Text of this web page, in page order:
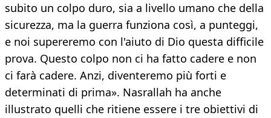
subito un colpo duro, sia a livello umano che della
sicurezza, ma la guerra funziona così, a punteggi,
e noi supereremo con l'aiuto di Dio questa difficile
prova. Questo colpo non ci ha fatto cadere e non
ci farà cadere. Anzi, diventeremo più forti e
determinati di prima». Nasrallah ha anche
illustrato quelli che ritiene essere i tre obiettivi di